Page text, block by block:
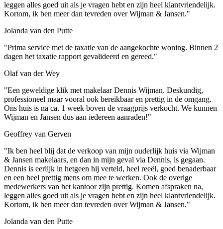
leggen alles goed uit als je vragen hebt en zijn heel klantvriendelijk.
Kortom, ik ben meer dan tevreden over Wijman & Jansen."
Jolanda van den Putte
"Prima service met de taxatie van de aangekochte woning. Binnen 2
dagen het taxatie rapport gevalideerd en gereed."
Olaf van der Wey
"Een geweldige klik met makelaar Dennis Wijman. Deskundig,
professioneel maar vooral ook bereikbaar en prettig in de omgang.
Ons huis is na ca. 1 week boven de vraagprijs verkocht. We kunnen
Wijman en Jansen dus aan iedereen aanraden!"
Geoffrey van Gerven
"Ik ben heel blij dat de verkoop van mijn ouderlijk huis via Wijman
& Jansen makelaars, en dan in mijn geval via Dennis, is gegaan.
Dennis is eerlijk in hetgeen hij verteld, heel reeël, goed benaderbaar
en een heel prettig mens om mee te werken. Ook de overige
medewerkers van het kantoor zijn prettig. Komen afspraken na,
leggen alles goed uit als je vragen hebt en zijn heel klantvriendelijk.
Kortom, ik ben meer dan tevreden over Wijman & Jansen."
Jolanda van den Putte